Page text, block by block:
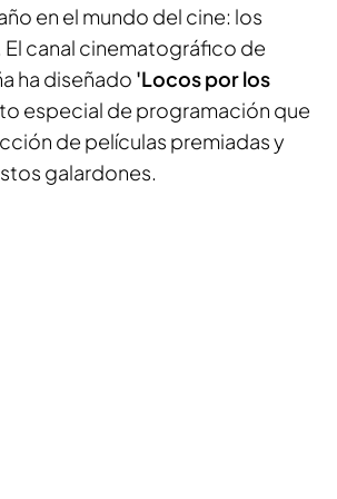
en el mundo del cine: los
El canal cinematográfico de
ha diseñado 'Locos por los
especial de programación que
de películas premiadas y
galardones.